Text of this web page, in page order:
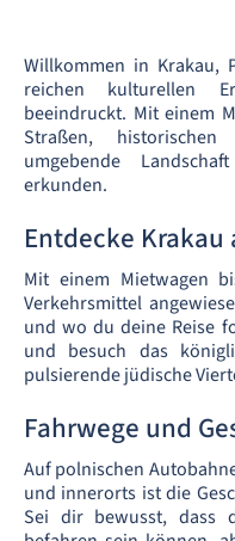
Willkommen in Krakau,
reichen kulturellen
beeindruckt. Mit einem
Straßen,
umgebende
erkunden.
Entdecke Krakau
Mit einem Mietwagen
Verkehrsmittel
und wo du deine Reise
und besuch das
pulsierende jüdische
Fahrwege und
Auf polnischen
und innerorts ist die
Sei dir bewusst, dass